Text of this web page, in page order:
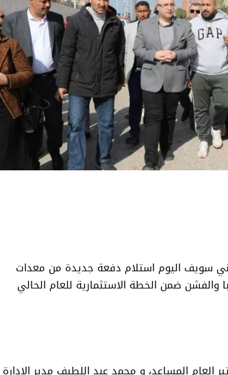
سويف اليوم استلام دفعة جديدة من معدات
والفشن ضمن الخطة الاستثمارية للعام الحالي
المساعد، و محمد عبد اللطيف مدير الإدارة